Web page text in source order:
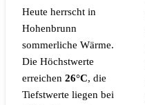
Heute herrscht in
Hohenbrunn
sommerliche Wärme.
Die Höchstwerte
erreichen 26°C, die
Tiefstwerte liegen bei